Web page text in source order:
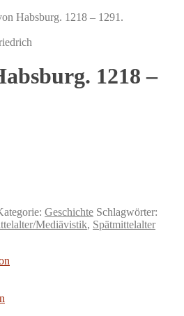
Habsburg. 1218 – 1291.
1218 –
Geschichte Schlagwörter:
Mediävistik, Spätmittelalter